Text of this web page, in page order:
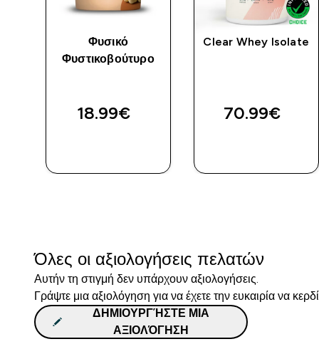
Φυσικό
Φυστικοβούτυρο
18.99€‎
Clear Whey Isolate
70.99€‎
Όλες οι αξιολογήσεις πελατών
Αυτήν τη στιγμή δεν υπάρχουν αξιολογήσεις.
Γράψτε μια αξιολόγηση για να έχετε την ευκαιρία να
ΔΗΜΙΟΥΡΓΉΣΤΕ ΜΙΑ
ΑΞΙΟΛΌΓΗΣΗ